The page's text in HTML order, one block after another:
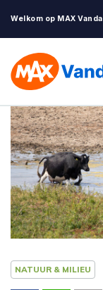
Welkom op MAX
NATUUR & MILIEU